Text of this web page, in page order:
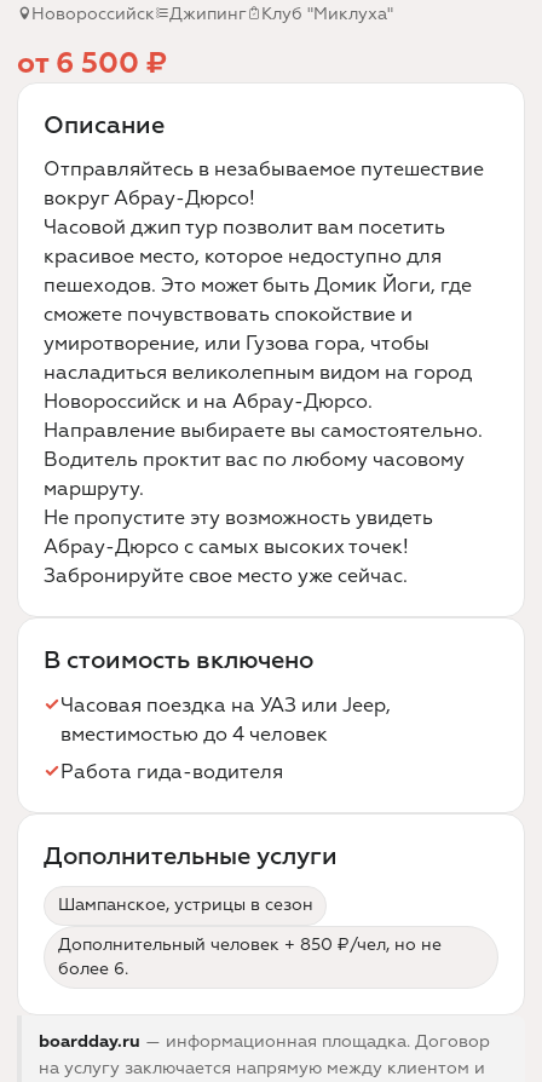
Новороссийск Джипинг Клуб "Миклуха"
от 6 500 ₽
Описание
Отправляйтесь в незабываемое путешествие
вокруг Абрау-Дюрсо!
Часовой джип тур позволит вам посетить
красивое место, которое недоступно для
пешеходов. Это может быть Домик Йоги, где
сможете почувствовать спокойствие и
умиротворение, или Гузова гора, чтобы
насладиться великолепным видом на город
Новороссийск и на Абрау-Дюрсо.
Направление выбираете вы самостоятельно.
Водитель проктит вас по любому часовому
маршруту.
Не пропустите эту возможность увидеть
Абрау-Дюрсо с самых высоких точек!
Забронируйте свое место уже сейчас.
В стоимость включено
Часовая поездка на УАЗ или Jeep,
вместимостью до 4 человек
Работа гида-водителя
Дополнительные услуги
Шампанское, устрицы в сезон
Дополнительный человек + 850 ₽/чел, но не
более 6.
boardday.ru — информационная площадка. Договор
на услугу заключается напрямую между клиентом и